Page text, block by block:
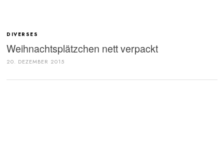
DIVERSES
Weihnachtsplätzchen nett verpackt
20. DEZEMBER 2015